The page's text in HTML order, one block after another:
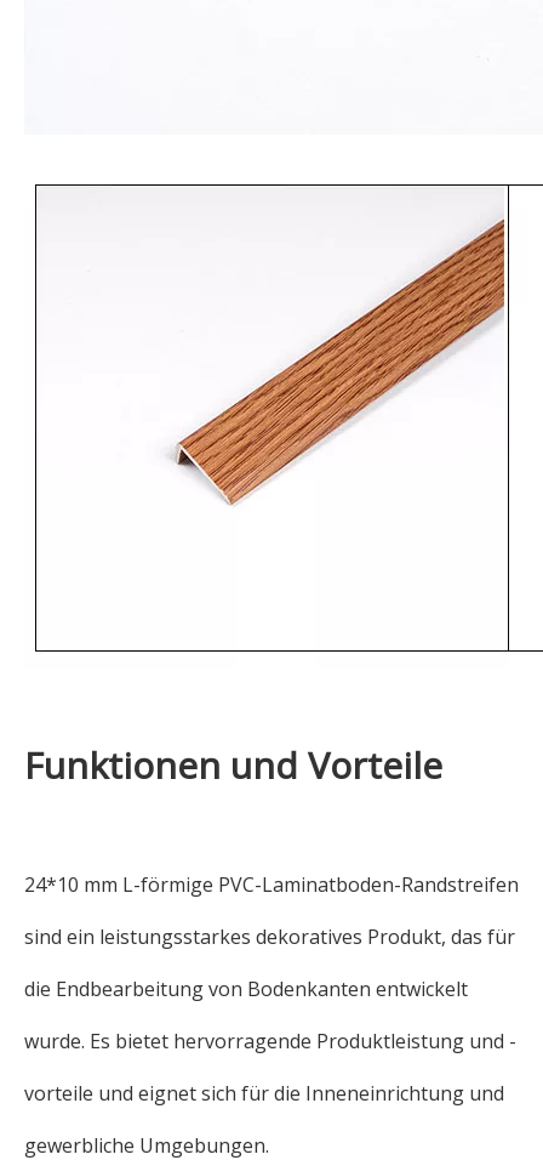
Funktionen und Vorteile
24*10 mm L-förmige PVC-Laminatboden-Randstreifen
sind ein leistungsstarkes dekoratives Produkt, das für
die Endbearbeitung von Bodenkanten entwickelt
wurde. Es bietet hervorragende Produktleistung und -
vorteile und eignet sich für die Inneneinrichtung und
gewerbliche Umgebungen.